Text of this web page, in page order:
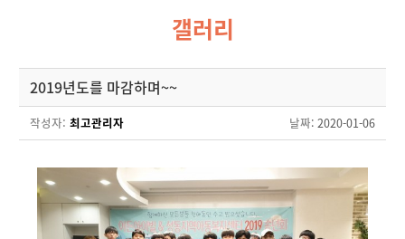
갤러리
2019년도를 마감하며~~
작성자: 최고관리자 날짜: 2020-01-06